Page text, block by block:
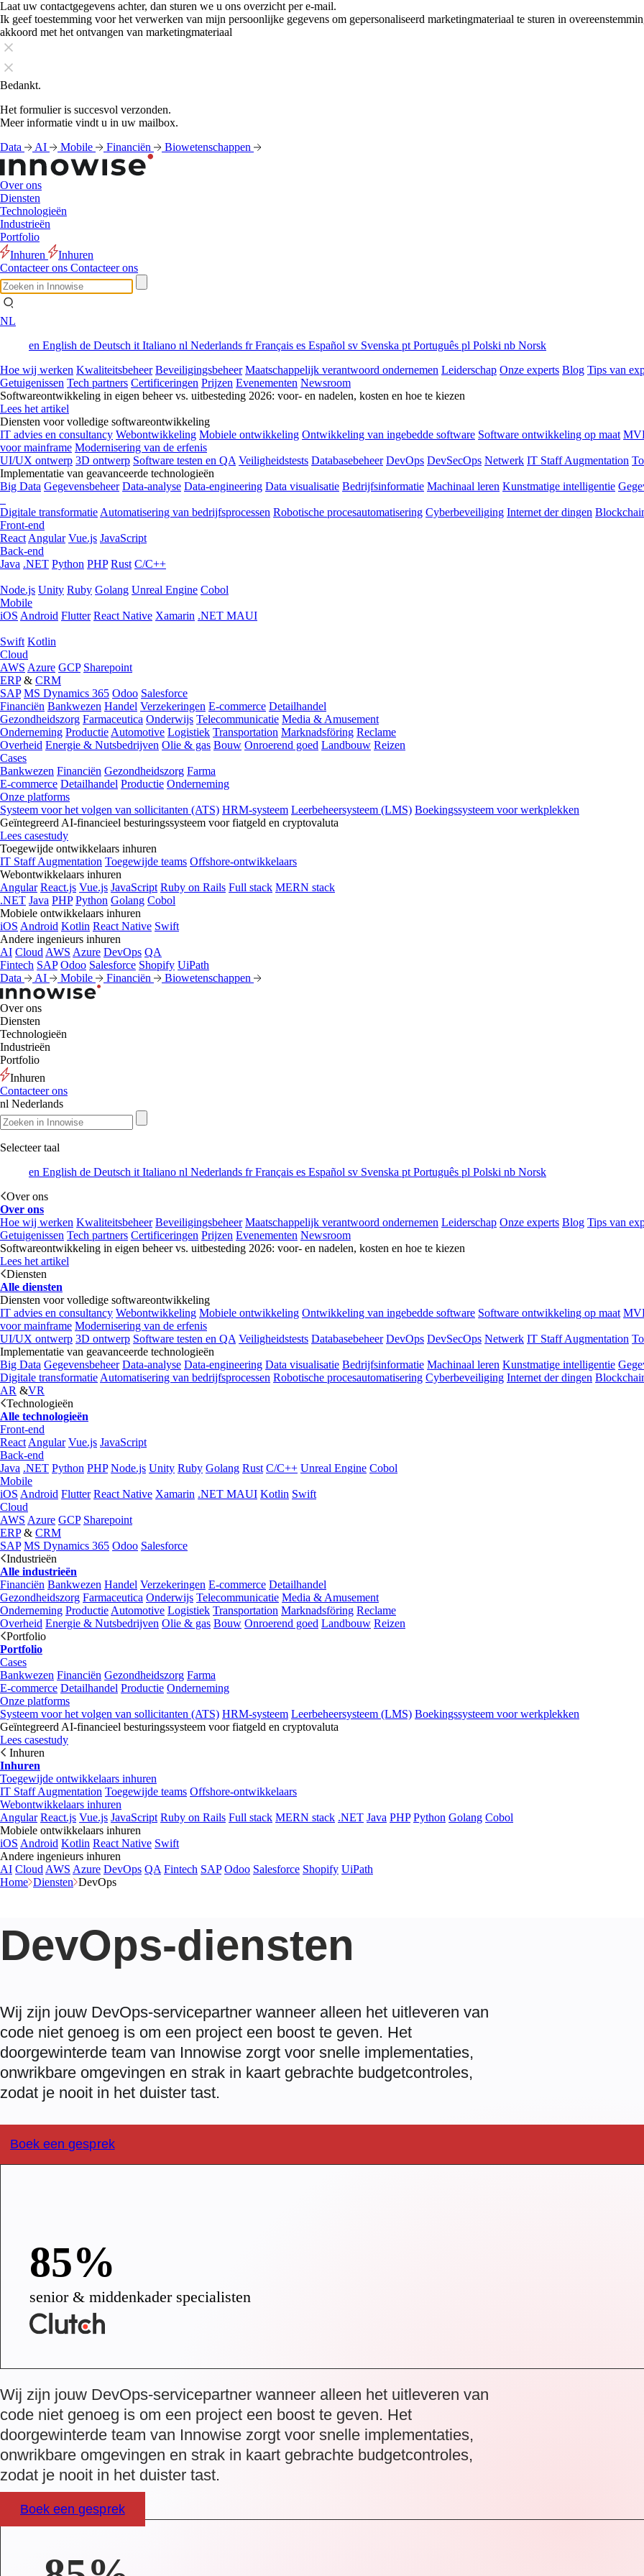
Laat uw contactgegevens achter, dan sturen we u ons overzicht per e-mail.
Ik geef toestemming voor het verwerken van mijn persoonlijke gegevens om gepersonaliseerd marketingmateriaal te sturen in
akkoord met het ontvangen van marketingmateriaal
Bedankt.
Het formulier is succesvol verzonden.
Meer informatie vindt u in uw mailbox.
Data
AI Mobile Financiën Biowetenschappen
Over ons
Diensten
Technologieën
Industrieën
Portfolio
Inhuren
Inhuren
Contacteer ons Contacteer ons
NL
en English de Deutsch it Italiano nl Nederlands frFrançais es Español sv Svenska pt Português pl Polski nb Norsk
Hoe wij werken Kwaliteitsbeheer Beveiligingsbeheer Maatschappelijk verantwoord ondernemen Leiderschap Onze experts Blog Tips van
Getuigenissen Tech partners Certificeringen Prijzen Evenementen Newsroom
Softwareontwikkeling in eigen beheer vs. uitbesteding 2026: voor- en nadelen, kosten en hoe te kiezen
Lees het artikel
Diensten voor volledige softwareontwikkeling
IT advies en consultancy Webontwikkeling Mobiele ontwikkeling Ontwikkeling van ingebedde software Software ontwikkeling op maat
voor mainframe Modernisering van de erfenis
UI/UX ontwerp 3D ontwerp Software testen en QA Veiligheidstests Databasebeheer DevOps DevSecOps Netwerk IT Staff Augmentation
Implementatie van geavanceerde technologieën
Big Data Gegevensbeheer Data-analyse Data-engineering Data visualisatie Bedrijfsinformatie Machinaal leren Kunstmatige intelligentie
Digitale transformatie Automatisering van bedrijfsprocessen Robotische procesautomatisering Cyberbeveiliging Internet der dingen
Front-end
React Angular Vue.js JavaScript
Back-end
Java .NET Python PHP Rust C/C++
Node.js Unity Ruby Golang Unreal Engine Cobol
Mobile
iOS Android Flutter React Native Xamarin .NET MAUI
Swift Kotlin
Cloud
AWS Azure GCP Sharepoint
ERP& CRM
SAP MS Dynamics 365 Odoo Salesforce
Financiën Bankwezen Handel Verzekeringen E-commerce Detailhandel
Gezondheidszorg Farmaceutica Onderwijs Telecommunicatie Media & Amusement
Onderneming Productie Automotive Logistiek Transportation Marknadsföring Reclame
Overheid Energie & Nutsbedrijven Olie & gas Bouw Onroerend goed Landbouw Reizen
Cases
Bankwezen Financiën Gezondheidszorg Farma
E-commerce Detailhandel Productie Onderneming
Onze platforms
Systeem voor het volgen van sollicitanten (ATS) HRM-systeem Leerbeheersysteem (LMS) Boekingssysteem voor werkplekken
Geïntegreerd AI-financieel besturingssysteem voor fiatgeld en cryptovaluta
Lees casestudy
Toegewijde ontwikkelaars inhuren
IT Staff Augmentation Toegewijde teams Offshore-ontwikkelaars
Webontwikkelaars inhuren
Angular React.js Vue.js JavaScript Ruby on Rails Full stack MERN stack
.NET Java PHP Python Golang Cobol
Mobiele ontwikkelaars inhuren
iOS Android Kotlin React Native Swift
Andere ingenieurs inhuren
AI Cloud AWS Azure DevOps QA
Fintech SAP Odoo Salesforce Shopify UiPath
Data
AI Mobile Financiën Biowetenschappen
Over ons
Diensten
Technologieën
Industrieën
Portfolio
Inhuren
Contacteer ons
nl Nederlands
Selecteer taal
en English de Deutsch it Italiano nl Nederlands frFrançais es Español sv Svenska pt Português pl Polski nb Norsk
Over ons
Over ons
Hoe wij werken Kwaliteitsbeheer Beveiligingsbeheer Maatschappelijk verantwoord ondernemen Leiderschap Onze experts Blog Tips van
Getuigenissen Tech partners Certificeringen Prijzen Evenementen Newsroom
Softwareontwikkeling in eigen beheer vs. uitbesteding 2026: voor- en nadelen, kosten en hoe te kiezen
Lees het artikel
Diensten
Alle diensten
Diensten voor volledige softwareontwikkeling
IT advies en consultancy Webontwikkeling Mobiele ontwikkeling Ontwikkeling van ingebedde software Software ontwikkeling op maat
voor mainframe Modernisering van de erfenis
UI/UX ontwerp 3D ontwerp Software testen en QA Veiligheidstests Databasebeheer DevOps DevSecOps Netwerk IT Staff Augmentation
Implementatie van geavanceerde technologieën
Big Data Gegevensbeheer Data-analyse Data-engineering Data visualisatie Bedrijfsinformatie Machinaal leren Kunstmatige intelligentie
Digitale transformatie Automatisering van bedrijfsprocessen Robotische procesautomatisering Cyberbeveiliging Internet der dingen
AR &VR
Technologieën
Alle technologieën
Front-end
React Angular Vue.js JavaScript
Back-end
Java .NET Python PHP Node.js Unity Ruby Golang Rust C/C++ Unreal Engine Cobol
Mobile
iOS Android Flutter React Native Xamarin .NET MAUI Kotlin Swift
Cloud
AWS Azure GCP Sharepoint
ERP& CRM
SAP MS Dynamics 365 Odoo Salesforce
Industrieën
Alle industrieën
Financiën Bankwezen Handel Verzekeringen E-commerce Detailhandel
Gezondheidszorg Farmaceutica Onderwijs Telecommunicatie Media & Amusement
Onderneming Productie Automotive Logistiek Transportation Marknadsföring Reclame
Overheid Energie & Nutsbedrijven Olie & gas Bouw Onroerend goed Landbouw Reizen
Portfolio
Portfolio
Cases
Bankwezen Financiën Gezondheidszorg Farma
E-commerce Detailhandel Productie Onderneming
Onze platforms
Systeem voor het volgen van sollicitanten (ATS) HRM-systeem Leerbeheersysteem (LMS) Boekingssysteem voor werkplekken
Geïntegreerd AI-financieel besturingssysteem voor fiatgeld en cryptovaluta
Lees casestudy
Inhuren
Inhuren
Toegewijde ontwikkelaars inhuren
IT Staff Augmentation Toegewijde teams Offshore-ontwikkelaars
Webontwikkelaars inhuren
Angular React.js Vue.js JavaScript Ruby on Rails Full stack MERN stack .NET Java PHP Python Golang Cobol
Mobiele ontwikkelaars inhuren
iOS Android Kotlin React Native Swift
Andere ingenieurs inhuren
AI Cloud AWS Azure DevOps QA Fintech SAP Odoo Salesforce Shopify UiPath
Home Diensten DevOps
DevOps-diensten
Wij zijn jouw DevOps-servicepartner wanneer alleen het uitleveren van
code niet genoeg is om een project een boost te geven. Het
doorgewinterde team van Innowise zorgt voor snelle implementaties,
onwrikbare omgevingen en strak in kaart gebrachte budgetcontroles,
zodat je nooit in het duister tast.
Boek een gesprek
85%
senior & middenkader specialisten
Wij zijn jouw DevOps-servicepartner wanneer alleen het uitleveren van
code niet genoeg is om een project een boost te geven. Het
doorgewinterde team van Innowise zorgt voor snelle implementaties,
onwrikbare omgevingen en strak in kaart gebrachte budgetcontroles,
zodat je nooit in het duister tast.
Boek een gesprek